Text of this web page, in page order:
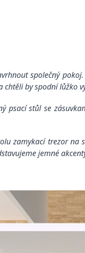
společný
by spodní lůžko
psací stůl se
zamykací trezor
jemné